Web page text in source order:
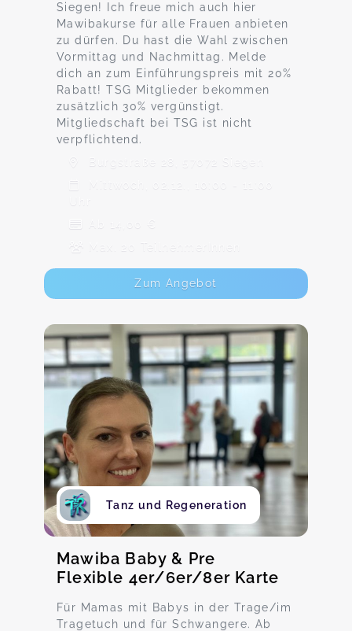
Siegen! Ich freue mich auch hier
Mawibakurse für alle Frauen anbieten
zu dürfen. Du hast die Wahl zwischen
Vormittag und Nachmittag. Melde
dich an zum Einführungspreis mit 20%
Rabatt! TSG Mitglieder bekommen
zusätzlich 30% vergünstigt.
Mitgliedschaft bei TSG ist nicht
verpflichtend.
Burgstraße 28, 57072 Siegen
Mittwoch, 02.12., 10:00 - 11:00
Ab 14,00 €
Max. 20 TeilnehmerInnen
Zum Angebot
Tanz und Regeneration
Mawiba Baby & Pre
Flexible 4er/6er/8er Karte
Für Mamas mit Babys in der Trage/im
Tragetuch und für Schwangere. Ab